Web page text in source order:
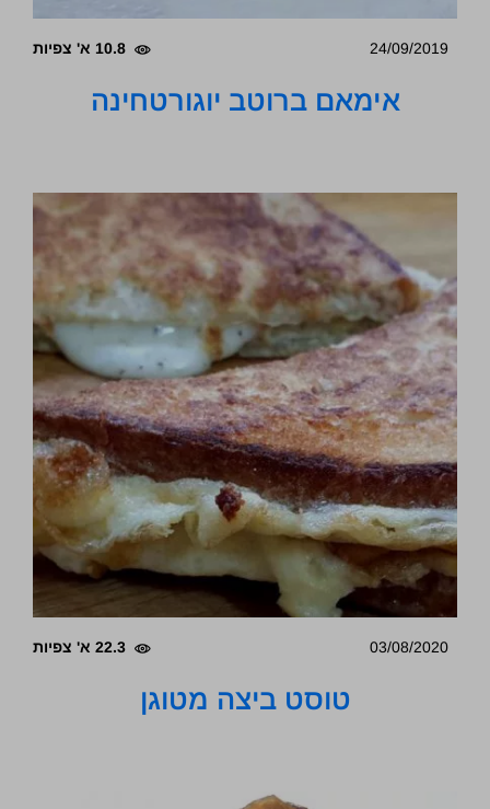
24/09/2019 10.8 א' צפיות
אימאם ברוטב יוגורטחינה
03/08/2020 22.3 א' צפיות
טוסט ביצה מטוגן